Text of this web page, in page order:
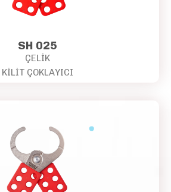
SH 025
ÇELİK
KİLİT ÇOKLAYICI